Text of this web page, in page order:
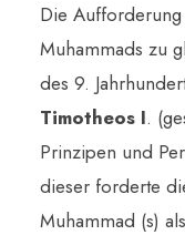
Die
Muhammads zu
des 9.
Timotheos I.
Prinzipen und
dieser forderte
Muhammad (s)